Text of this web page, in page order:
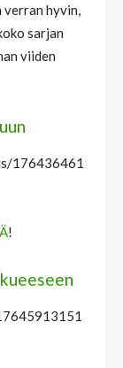
verran hyvin,
sarjan
viiden
176436461
!